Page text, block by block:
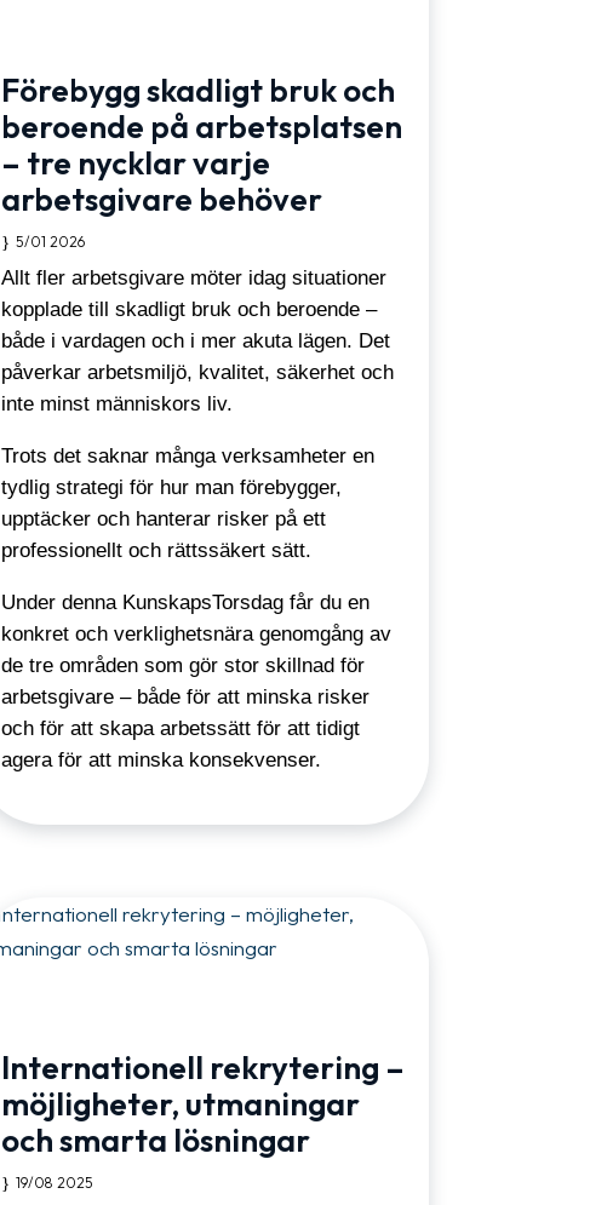
Förebygg skadligt bruk och
beroende på arbetsplatsen
– tre nycklar varje
arbetsgivare behöver
5/01 2026
Allt fler arbetsgivare möter idag situationer
kopplade till skadligt bruk och beroende –
både i vardagen och i mer akuta lägen. Det
påverkar arbetsmiljö, kvalitet, säkerhet och
inte minst människors liv.
Trots det saknar många verksamheter en
tydlig strategi för hur man förebygger,
upptäcker och hanterar risker på ett
professionellt och rättssäkert sätt.
Under denna KunskapsTorsdag får du en
konkret och verklighetsnära genomgång av
de tre områden som gör stor skillnad för
arbetsgivare – både för att minska risker
och för att skapa arbetssätt för att tidigt
agera för att minska konsekvenser.
Internationell rekrytering –
möjligheter, utmaningar
och smarta lösningar
19/08 2025